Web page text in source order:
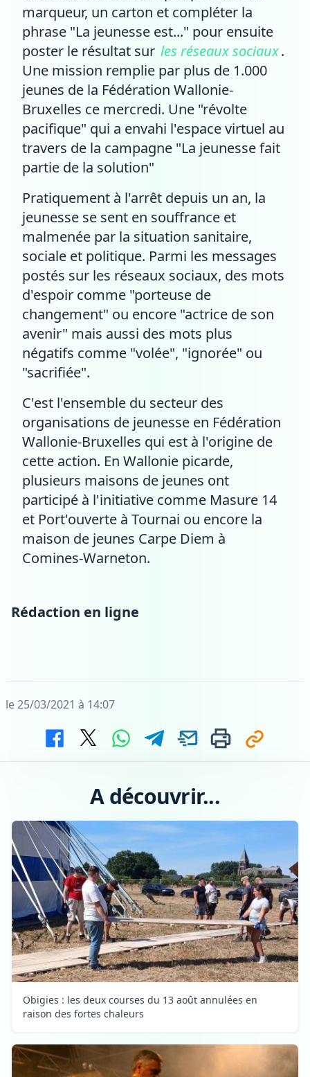
marqueur, un carton et compléter la
phrase "La jeunesse est..." pour ensuite
poster le résultat sur les réseaux sociaux.
Une mission remplie par plus de 1.000
jeunes de la Fédération Wallonie-
Bruxelles ce mercredi. Une "révolte
pacifique" qui a envahi l'espace virtuel au
travers de la campagne "La jeunesse fait
partie de la solution"
Pratiquement à l'arrêt depuis un an, la
jeunesse se sent en souffrance et
malmenée par la situation sanitaire,
sociale et politique. Parmi les messages
postés sur les réseaux sociaux, des mots
d'espoir comme "porteuse de
changement" ou encore "actrice de son
avenir" mais aussi des mots plus
négatifs comme "volée", "ignorée" ou
"sacrifiée".
C'est l'ensemble du secteur des
organisations de jeunesse en Fédération
Wallonie-Bruxelles qui est à l'origine de
cette action. En Wallonie picarde,
plusieurs maisons de jeunes ont
participé à l'initiative comme Masure 14
et Port'ouverte à Tournai ou encore la
maison de jeunes Carpe Diem à
Comines-Warneton.
Rédaction en ligne
le 25/03/2021 à 14:07
A découvrir...
Obigies : les deux courses du 13 août annulées en
raison des fortes chaleurs